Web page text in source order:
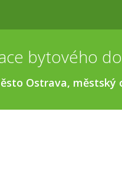
Ostrava, městský